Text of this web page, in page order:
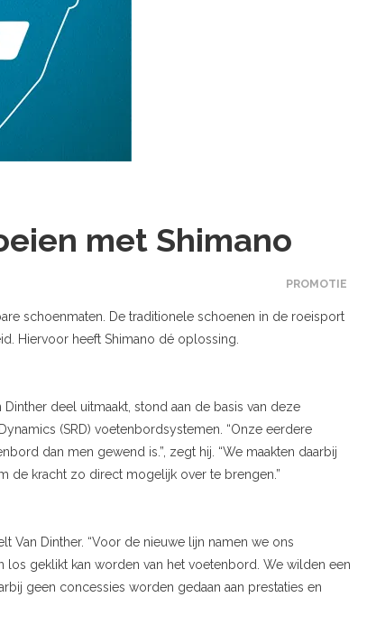
met Shimano
PROMOTIE
schoenmaten. De traditionele schoenen in de roeisport
Hiervoor heeft Shimano dé oplossing.
deel uitmaakt, stond aan de basis van deze
(SRD) voetenbordsystemen. “Onze eerdere
dan men gewend is.”, zegt hij. “We maakten daarbij
de kracht zo direct mogelijk over te brengen.”
Van Dinther. “Voor de nieuwe lijn namen we ons
los geklikt kan worden van het voetenbord. We wilden een
geen concessies worden gedaan aan prestaties en